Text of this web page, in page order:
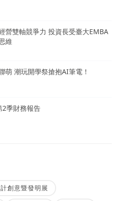
營雙軸競爭力 投資長受臺大EMBA
維
萌 潮玩開學祭搶抱AI筆電！
季財務報告
創意暨發明展